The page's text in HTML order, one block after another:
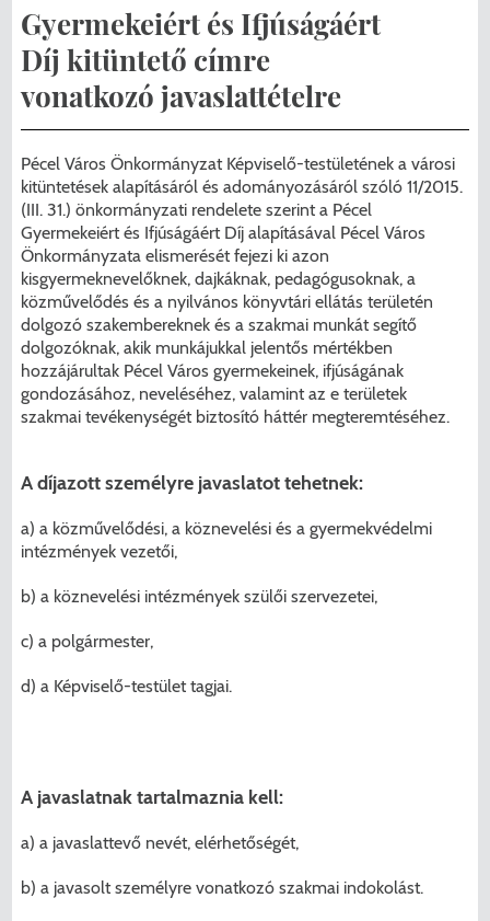
Pécel Város Önkormányzata ASP
Központhoz való csatlakozása
Péceli Polgármesteri Hivatal energetikai
korszerűsítése
Komplex csapadékvíz-elvezetés
korszerűsítése Pécelen II. ütem
Pécel Város Önkormányzata 250 000
000 Ft értékű támogatást nyert az
alábbi projekt vonatkozásában.
Menzakártya/Applikáció
Kedvezmények/Diéta/Allergia
Nyomtatványok
Étkezési térítési díjak
Kapcsolat
2025/2026. tanév
Gyermekeiért és Ifjúságáért
Díj kitüntető címre
vonatkozó javaslattételre
Pécel Város Önkormányzat Képviselő-testületének a városi
kitüntetések alapításáról és adományozásáról szóló 11/2015.
(III. 31.) önkormányzati rendelete szerint a Pécel
Gyermekeiért és Ifjúságáért Díj alapításával Pécel Város
Önkormányzata elismerését fejezi ki azon
kisgyermeknevelőknek, dajkáknak, pedagógusoknak, a
közművelődés és a nyilvános könyvtári ellátás területén
dolgozó szakembereknek és a szakmai munkát segítő
dolgozóknak, akik munkájukkal jelentős mértékben
hozzájárultak Pécel Város gyermekeinek, ifjúságának
gondozásához, neveléséhez, valamint az e területek
szakmai tevékenységét biztosító háttér megteremtéséhez.
A díjazott személyre javaslatot tehetnek:
a) a közművelődési, a köznevelési és a gyermekvédelmi
intézmények vezetői,
b) a köznevelési intézmények szülői szervezetei,
c) a polgármester,
d) a Képviselő-testület tagjai.
A javaslatnak tartalmaznia kell:
a) a javaslattevő nevét, elérhetőségét,
b) a javasolt személyre vonatkozó szakmai indokolást.